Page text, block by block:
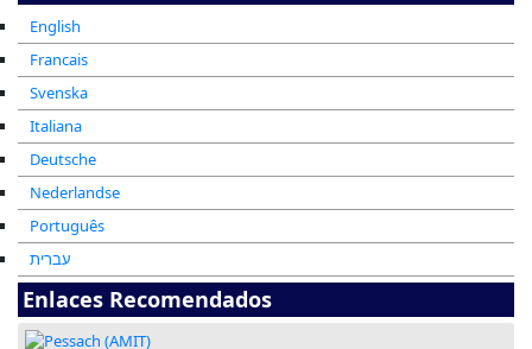
English
Francais
Svenska
Italiana
Deutsche
Nederlandse
Português
עברית
Enlaces Recomendados